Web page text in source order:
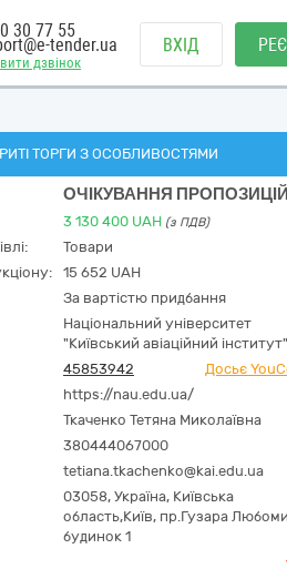
дзвінок
30 77 55
tender.ua ВХІД
ТОРГИ З ОСОБЛИВОСТЯМИ
ОЧІКУВАННЯ ПРОПОЗИЦІЙ
3 130 400 UAH (з ПДВ)
Товари
15 652 UAH
За вартістю придбання
Національний університет
"Київський авіаційний інститут"
45853942
Досьє
https://nau.edu.ua/
Ткаченко Тетяна Миколаївна
380444067000
tetiana.tkachenko@kai.edu.ua
03058, Україна, Київська
область,Київ, пр.Гузара
будинок 1